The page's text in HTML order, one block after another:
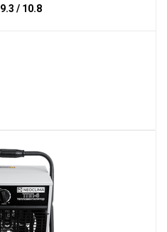
9.3 / 10.8